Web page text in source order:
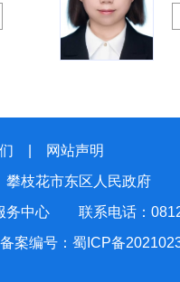
网站声明
枝花市东区人民政府
务中心 联系电话：
备案编号：蜀ICP备